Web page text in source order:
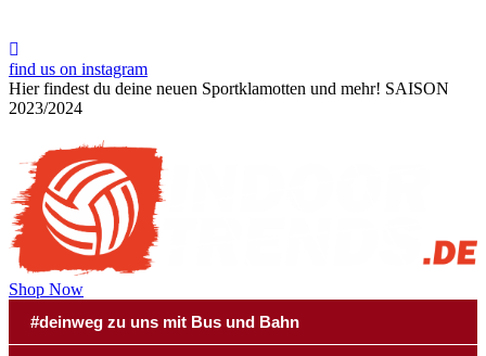
find us on instagram
Hier findest du deine neuen Sportklamotten und mehr! SAISON
2023/2024
Shop Now